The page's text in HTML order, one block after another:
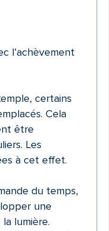
l’achèvement
certains
Cela
être
Les
à cet effet.
du temps,
une
lumière.